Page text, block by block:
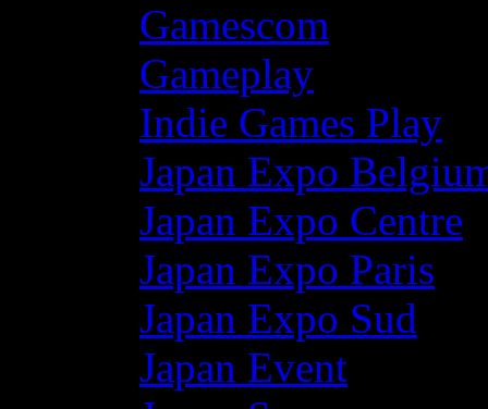
Gamescom
Gameplay
Indie Games Play
Japan Expo
Japan Expo Centre
Japan Expo Paris
Japan Expo Sud
Japan Event